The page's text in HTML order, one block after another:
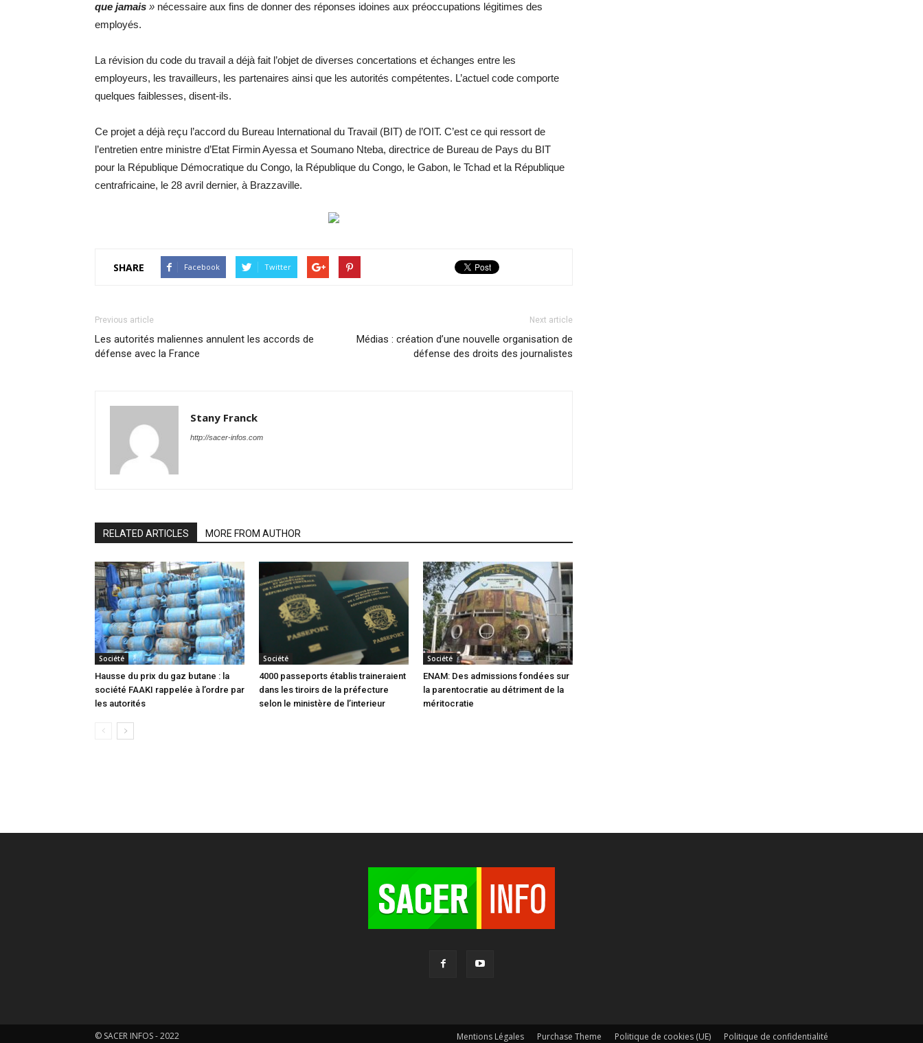
que jamais » nécessaire aux fins de donner des réponses idoines aux préoccupations légitimes des
employés.
La révision du code du travail a déjà fait l’objet de diverses concertations et échanges entre les
employeurs, les travailleurs, les partenaires ainsi que les autorités compétentes. L’actuel code comporte
quelques faiblesses, disent-ils.
Ce projet a déjà reçu l’accord du Bureau International du Travail (BIT) de l’OIT. C’est ce qui ressort de
l’entretien entre ministre d’Etat Firmin Ayessa et Soumano Nteba, directrice de Bureau de Pays du BIT
pour la République Démocratique du Congo, la République du Congo, le Gabon, le Tchad et la République
centrafricaine, le 28 avril dernier, à Brazzaville.
SHARE Facebook Twitter
Previous article
Les autorités maliennes annulent les accords de
défense avec la France
Next article
Médias : création d’une nouvelle organisation de
défense des droits des journalistes
Stany Franck
http://sacer-infos.com
RELATED ARTICLES MORE FROM AUTHOR
Société
Hausse du prix du gaz butane : la
société FAAKI rappelée à l’ordre par
les autorités
Société
4000 passeports établis traineraient
dans les tiroirs de la préfecture
selon le ministère de l’interieur
Société
ENAM: Des admissions fondées sur
la parentocratie au détriment de la
méritocratie
Mentions Légales Purchase Theme Politique de cookies (UE) Politique de confidentialité
© SACER INFOS - 2022